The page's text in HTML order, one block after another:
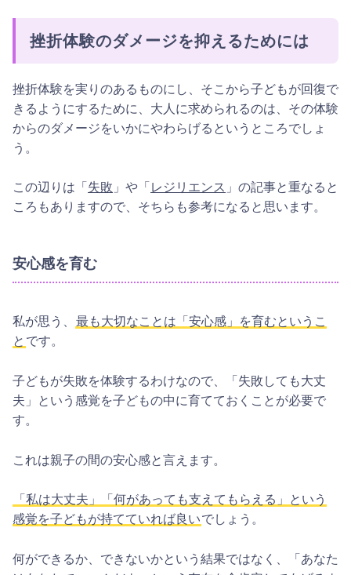
挫折体験のダメージを抑えるためには
挫折体験を実りのあるものにし、そこから子どもが回復で
きるようにするために、大人に求められるのは、その体験
からのダメージをいかにやわらげるというところでしょ
う。
この辺りは「 失敗 」や「 レジリエンス 」の記事と重なると
ころもありますので、そちらも参考になると思います。
安心感を育む
私が思う、 最も大切なことは「安心感」を育むというこ
と です。
子どもが失敗を体験するわけなので、「失敗しても大丈
夫」という感覚を子どもの中に育てておくことが必要で
す。
これは親子の間の安心感と言えます。
「私は大丈夫」「何があっても支えてもらえる」という
感覚を子どもが持てていれば良いでしょう。
何ができるか、できないかという結果ではなく、「あなた